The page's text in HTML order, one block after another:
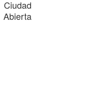
Ciudad
Abierta